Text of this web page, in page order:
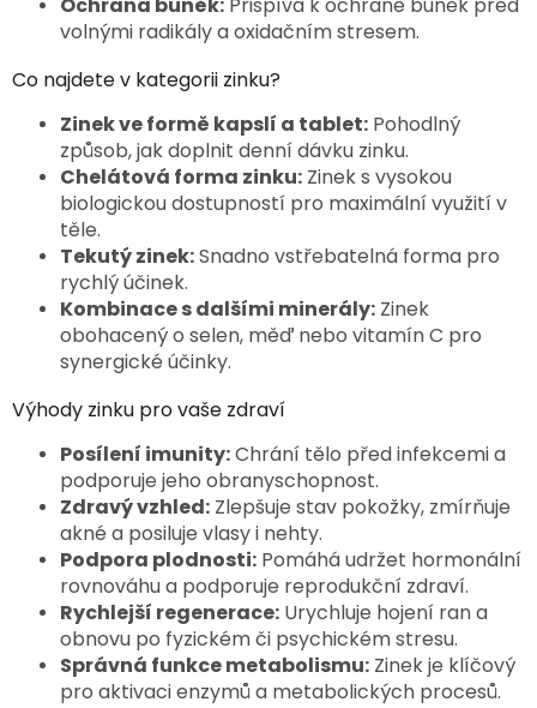
s
u
volnými radikály a oxidačním stresem.
Co najdete v kategorii zinku?
Zinek ve formě kapslí a tablet: Pohodlný
způsob, jak doplnit denní dávku zinku.
Chelátová forma zinku: Zinek s vysokou
biologickou dostupností pro maximální využití v
těle.
Tekutý zinek:Snadno vstřebatelná forma pro
rychlý účinek.
Kombinace s dalšími minerály: Zinek
obohacený o selen, měď nebo vitamín C pro
synergické účinky.
Výhody zinku pro vaše zdraví
Posílení imunity:Chrání tělo před infekcemi a
podporuje jeho obranyschopnost.
Zdravý vzhled: Zlepšuje stav pokožky, zmírňuje
akné a posiluje vlasy i nehty.
Podpora plodnosti: Pomáhá udržet hormonální
rovnováhu a podporuje reprodukční zdraví.
Rychlejší regenerace: Urychluje hojení ran a
obnovu po fyzickém či psychickém stresu.
Správná funkce metabolismu: Zinek je klíčový
pro aktivaci enzymů a metabolických procesů.